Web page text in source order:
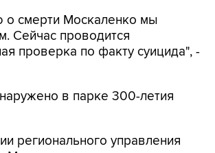
смерти Москаленко мы
Сейчас проводится
проверка по факту суицида", -
в парке 300-летия
регионального управления